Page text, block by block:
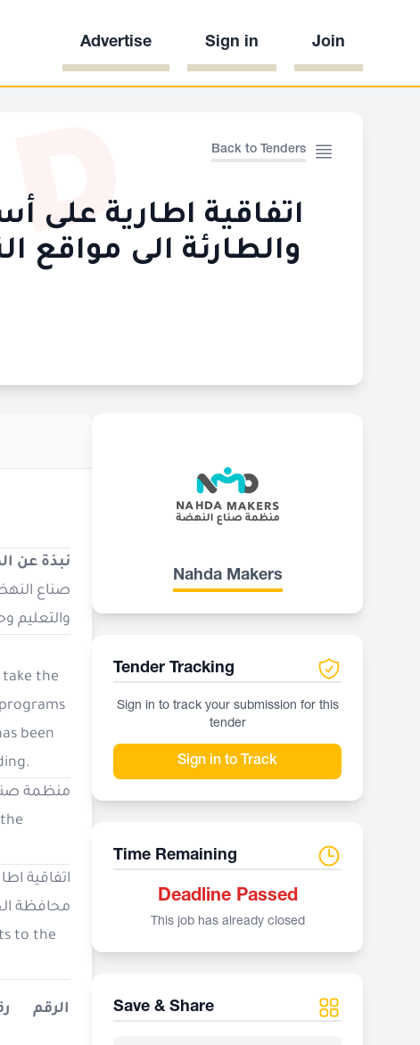
Advertise Sign in Join
Back to Tenders
اتفاقية اطارية على
والطارئة الى مواقع
نبذة عن
صناع
والتعليم
take the
been
منظمة
اتفاقية
محافظة
to the
الرقم
Nahda Makers
Tender Tracking
Sign in to track your submission for this
tender
Sign in to Track
Time Remaining
Deadline Passed
This job has already closed
Save & Share